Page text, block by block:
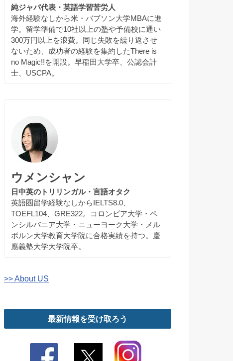
純ジャパ代表・英語学習苦労人
海外経験なしから米・バブソン大学MBAに進
学。留学準備で10社以上の塾や予備校に通い
300万円以上を浪費。同じ失敗を繰り返させ
ないため、成功者の経験を集約したThere is
no Magic!!を開設。早稲田大学卒、公認会計
士、USCPA。
ウメンシャン
日中英のトリリンガル・言語オタク
英語圏留学経験なしからIELTS8.0、
TOEFL104、GRE322。コロンビア大学・ペ
ンシルバニア大学・ニューヨーク大学・メル
ボルン大学教育大学院に合格実績を持つ。慶
應義塾大学大学院卒。
>> About US
最新情報を受け取ろう